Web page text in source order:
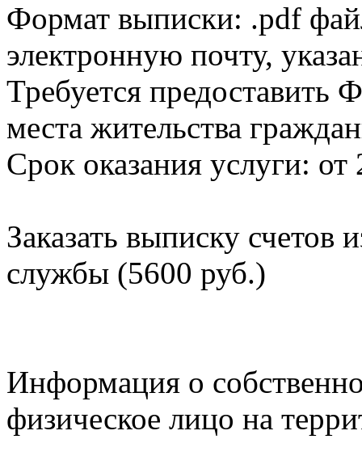
Формат выписки: .pdf
электронную почту,
Требуется
места жительства
Срок оказания услуги: от
Заказать выписку счетов
службы (5600 руб.)
Информация о
физическое лицо на